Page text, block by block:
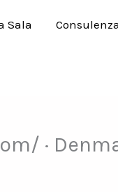
Sala Consulenza
·